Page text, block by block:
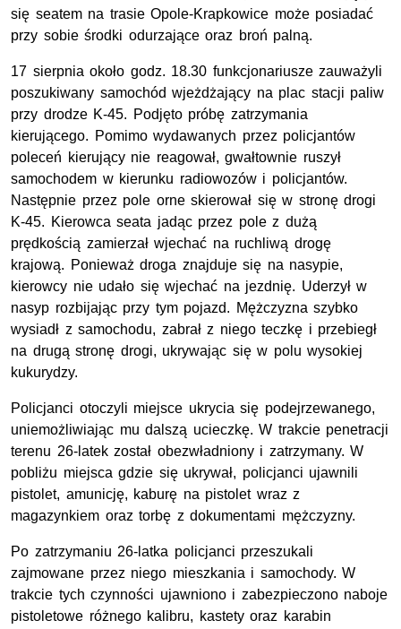
się seatem na trasie Opole-Krapkowice może posiadać
przy sobie środki odurzające oraz broń palną.
17 sierpnia około godz. 18.30 funkcjonariusze zauważyli
poszukiwany samochód wjeżdżający na plac stacji paliw
przy drodze K-45. Podjęto próbę zatrzymania
kierującego. Pomimo wydawanych przez policjantów
poleceń kierujący nie reagował, gwałtownie ruszył
samochodem w kierunku radiowozów i policjantów.
Następnie przez pole orne skierował się w stronę drogi
K-45. Kierowca seata jadąc przez pole z dużą
prędkością zamierzał wjechać na ruchliwą drogę
krajową. Ponieważ droga znajduje się na nasypie,
kierowcy nie udało się wjechać na jezdnię. Uderzył w
nasyp rozbijając przy tym pojazd. Mężczyzna szybko
wysiadł z samochodu, zabrał z niego teczkę i przebiegł
na drugą stronę drogi, ukrywając się w polu wysokiej
kukurydzy.
Policjanci otoczyli miejsce ukrycia się podejrzewanego,
uniemożliwiając mu dalszą ucieczkę. W trakcie penetracji
terenu 26-latek został obezwładniony i zatrzymany. W
pobliżu miejsca gdzie się ukrywał, policjanci ujawnili
pistolet, amunicję, kaburę na pistolet wraz z
magazynkiem oraz torbę z dokumentami mężczyzny.
Po zatrzymaniu 26-latka policjanci przeszukali
zajmowane przez niego mieszkania i samochody. W
trakcie tych czynności ujawniono i zabezpieczono naboje
pistoletowe różnego kalibru, kastety oraz karabin